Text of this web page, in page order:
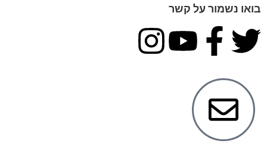
בואו נשמור על קשר